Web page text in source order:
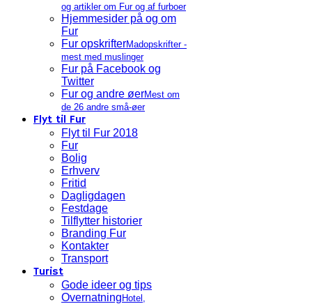
og artikler om Fur og af furboer
Hjemmesider på og om
Fur
Fur opskrifterMadopskrifter -
mest med muslinger
Fur på Facebook og
Twitter
Fur og andre øerMest om
de 26 andre små-øer
Flyt til Fur
Flyt til Fur 2018
Fur
Bolig
Erhverv
Fritid
Dagligdagen
Festdage
Tilflytter historier
Branding Fur
Kontakter
Transport
Turist
Gode ideer og tips
Overnatning Hotel,